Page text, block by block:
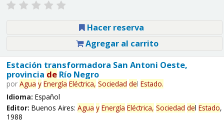
Hacer reserva
Agregar al carrito
Estación transformadora San Antoni Oeste,
provincia deRío Negro
por Agua y Energía Eléctrica, Sociedad del Estado.
Idioma: Español
Editor: Buenos Aires: Agua y Energía Eléctrica, Sociedad del Estado,
1988